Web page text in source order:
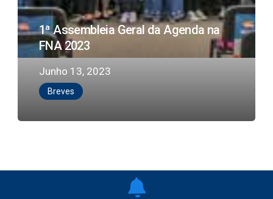
na
FNA
2023
Breves
1ª Assembleia Geral da Agenda na
FNA 2023
Junho 13, 2023